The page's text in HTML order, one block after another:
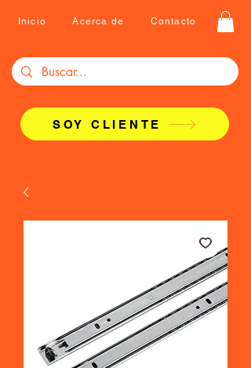
Inicio Acerca de Contacto
SOY CLIENTE